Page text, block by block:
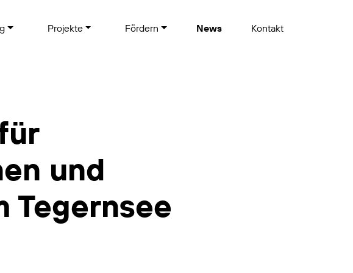
Projekte Fördern News Kontakt
und
Tegernsee